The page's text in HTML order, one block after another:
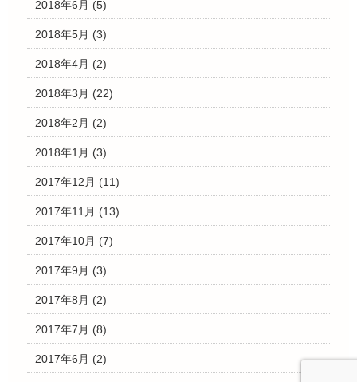
2018年6月 (5)
2018年5月 (3)
2018年4月 (2)
2018年3月 (22)
2018年2月 (2)
2018年1月 (3)
2017年12月 (11)
2017年11月 (13)
2017年10月 (7)
2017年9月 (3)
2017年8月 (2)
2017年7月 (8)
2017年6月 (2)